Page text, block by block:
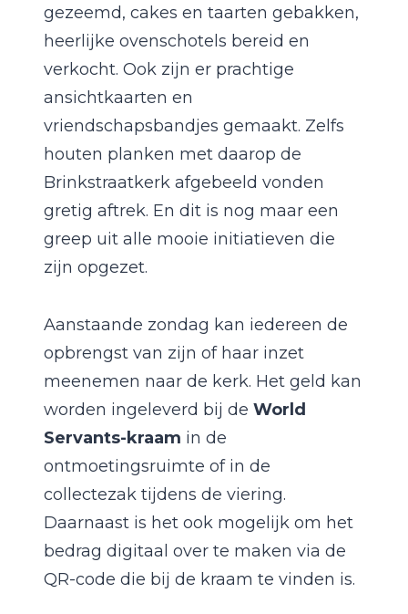
gezeemd, cakes en taarten gebakken,
heerlijke ovenschotels bereid en
verkocht. Ook zijn er prachtige
ansichtkaarten en
vriendschapsbandjes gemaakt. Zelfs
houten planken met daarop de
Brinkstraatkerk afgebeeld vonden
gretig aftrek. En dit is nog maar een
greep uit alle mooie initiatieven die
zijn opgezet.
Aanstaande zondag kan iedereen de
opbrengst van zijn of haar inzet
meenemen naar de kerk. Het geld kan
worden ingeleverd bij de World
Servants-kraam in de
ontmoetingsruimte of in de
collectezak tijdens de viering.
Daarnaast is het ook mogelijk om het
bedrag digitaal over te maken via de
QR-code die bij de kraam te vinden is.